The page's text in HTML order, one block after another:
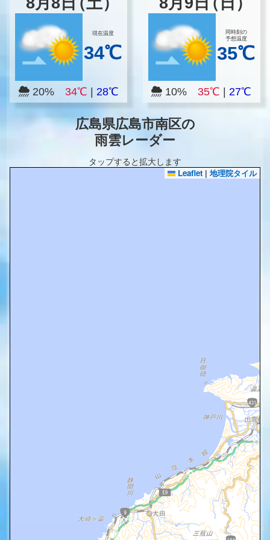
現在温度
34℃
20% 34℃ 28℃
同時刻の
予想温度
35℃
10%35℃ |27℃
広島県広島市南区の
雨雲レーダー
タップすると拡大します
Leaflet | 地理院タイル